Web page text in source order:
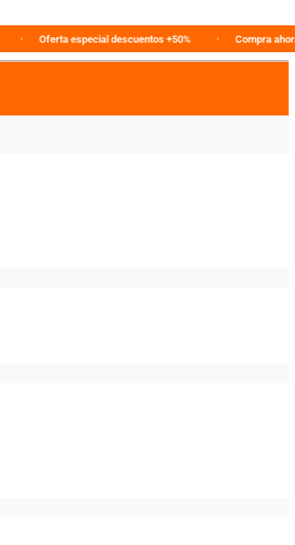
Oferta especial descuentos +50% Compra ahora en